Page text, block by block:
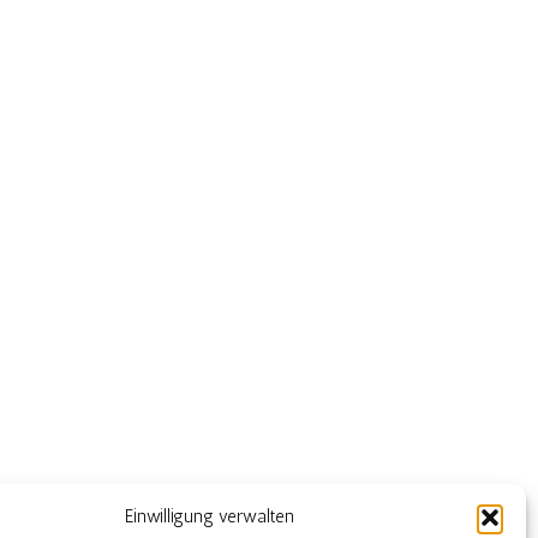
Einwilligung verwalten